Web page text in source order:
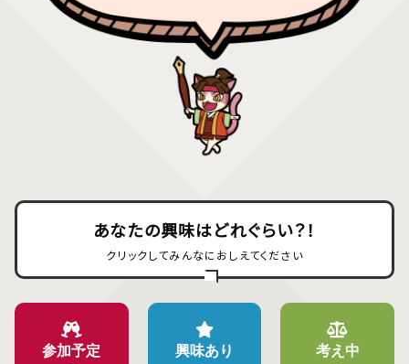
あなたの興味はどれぐらい？！
クリックしてみんなにおしえてください
参加予定
興味あり
考え中